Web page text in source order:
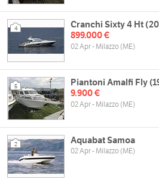
4
Cranchi Sixty 4 Ht
899.000 €
02 Apr - Milazzo (ME)
5
Piantoni Amalfi Fly
9.900 €
02 Apr - Milazzo (ME)
2 Aquabat Samoa
02 Apr - Milazzo (ME)